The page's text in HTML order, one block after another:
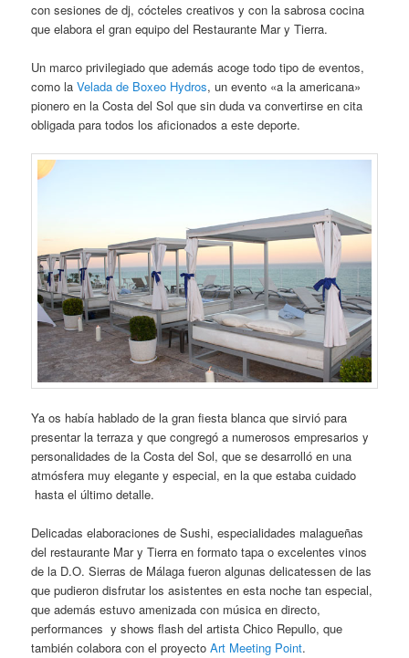
con sesiones de dj, cócteles creativos y con la sabrosa cocina
que elabora el gran equipo del Restaurante Mar y Tierra.
Un marco privilegiado que además acoge todo tipo de eventos,
como laVelada de Boxeo Hydros, un evento «a la americana»
pionero en la Costa del Sol que sin duda va convertirse en cita
obligada para todos los aficionados a este deporte.
Ya os había hablado de la gran fiesta blanca que sirvió para
presentar la terraza y que congregó a numerosos empresarios y
personalidades de la Costa del Sol, que se desarrolló en una
atmósfera muy elegante y especial, en la que estaba cuidado
hasta el último detalle.
Delicadas elaboraciones de Sushi, especialidades malagueñas
del restaurante Mar y Tierra en formato tapa o excelentes vinos
de la D.O. Sierras de Málaga fueron algunas delicatessen de las
que pudieron disfrutar los asistentes en esta noche tan especial,
que además estuvo amenizada con música en directo,
performances y shows flash del artista Chico Repullo, que
también colabora con el proyectoArt Meeting Point.